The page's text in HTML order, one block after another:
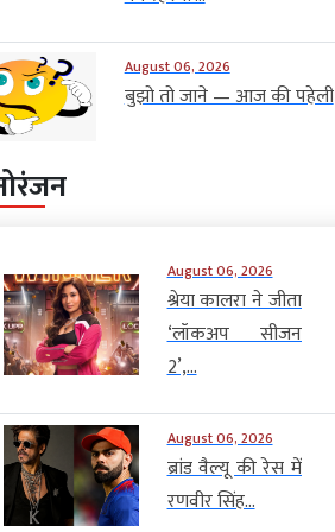
August 06, 2026
बुझो तो जाने — आज की पहेली
August 06, 2026
श्रेया कालरा ने जीता
‘लॉकअप सीजन
2’,...
August 06, 2026
ब्रांड वैल्यू की रेस में
रणवीर सिंह...